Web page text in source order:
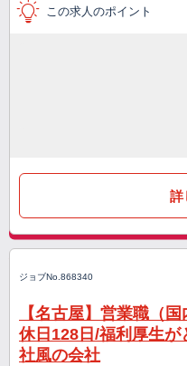
この求人のポイント
詳
ジョブNo.868340
【名古屋】営業職（
休日128日/福利厚生
社風の会社